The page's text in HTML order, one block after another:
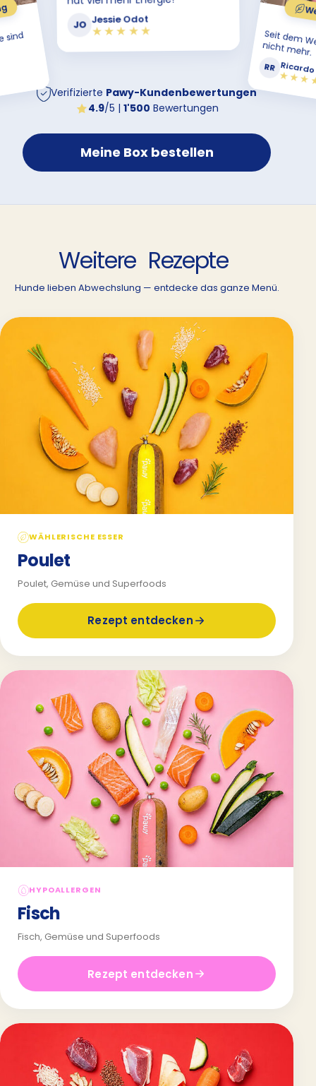
Jessie Odot
★★★★★ Wechsel
ehr.
RR Ricardo
★★★★★
Verifizierte Pawy-Kundenbewertungen
4.9/5 | 1'500 Bewertungen
Meine Box bestellen
Weitere Rezepte
Hunde lieben Abwechslung — entdecke das ganze Menü.
WÄHLERISCHE ESSER
Poulet
Poulet, Gemüse und Superfoods
Rezept entdecken
HYPOALLERGEN
Fisch
Fisch, Gemüse und Superfoods
Rezept entdecken